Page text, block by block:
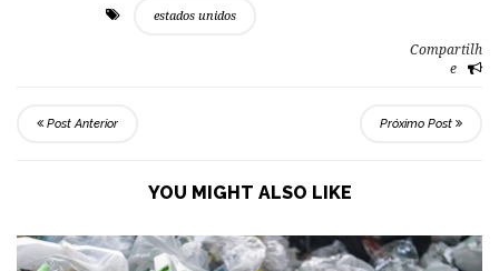
estados unidos
Compartilh
e
Post Anterior Próximo Post
YOU MIGHT ALSO LIKE